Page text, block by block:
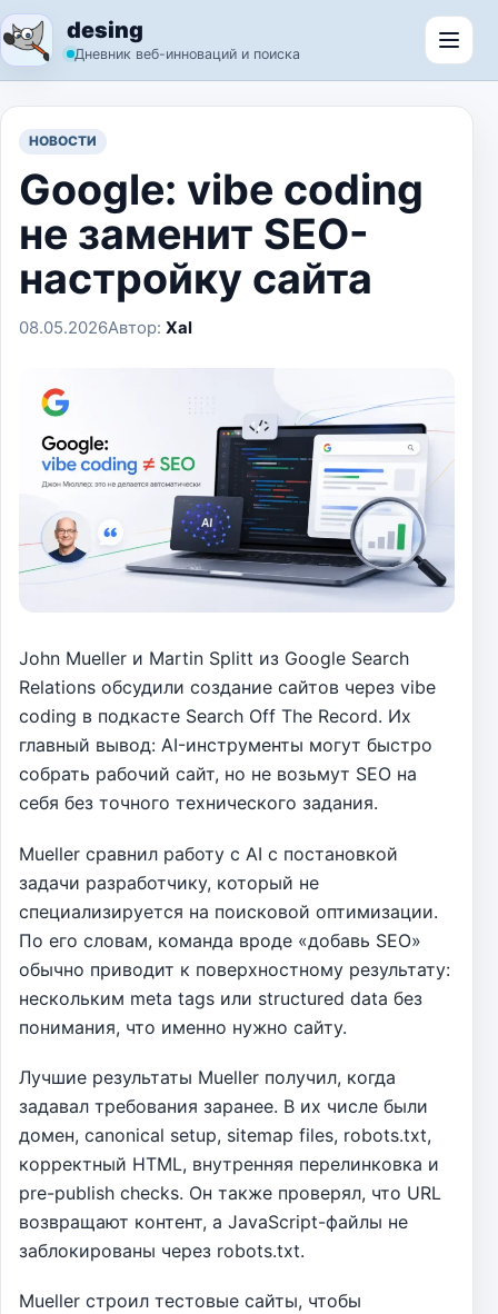
Перейти к содержимому
desing
Дневник веб-инноваций и поиска
НОВОСТИ
Google: vibe coding
не заменит SEO-
настройку сайта
08.05.2026Автор: Xal
John Mueller и Martin Splitt из Google Search
Relations обсудили создание сайтов через vibe
coding в подкасте Search Off The Record. Их
главный вывод: AI-инструменты могут быстро
собрать рабочий сайт, но не возьмут SEO на
себя без точного технического задания.
Mueller сравнил работу с AI с постановкой
задачи разработчику, который не
специализируется на поисковой оптимизации.
По его словам, команда вроде «добавь SEO»
обычно приводит к поверхностному результату:
нескольким meta tags или structured data без
понимания, что именно нужно сайту.
Лучшие результаты Mueller получил, когда
задавал требования заранее. В их числе были
домен, canonical setup, sitemap files, robots.txt,
корректный HTML, внутренняя перелинковка и
pre-publish checks. Он также проверял, что URL
возвращают контент, а JavaScript-файлы не
заблокированы через robots.txt.
Mueller строил тестовые сайты, чтобы